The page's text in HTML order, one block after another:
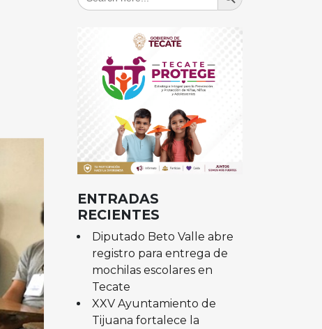
ENTRADAS
RECIENTES
Diputado Beto Valle abre
registro para entrega de
mochilas escolares en
Tecate
XXV Ayuntamiento de
Tijuana fortalece la